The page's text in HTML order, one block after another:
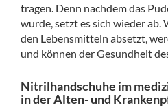
tragen. Denn nachdem das
wurde, setzt es sich wieder ab.
den Lebensmitteln absetzt,
und können der Gesundheit
Nitrilhandschuhe im
in der Alten- und